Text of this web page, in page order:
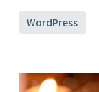
WordPress